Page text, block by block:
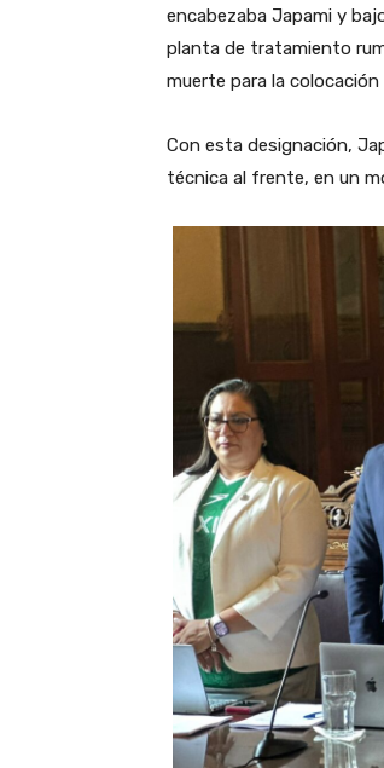
encabezaba Japami y
planta de tratamiento
muerte para la colocación
Con esta designación,
técnica al frente, en un